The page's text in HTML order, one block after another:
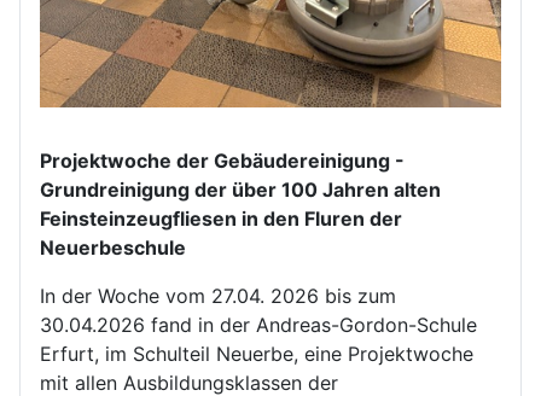
Projektwoche der Gebäudereinigung -
Grundreinigung der über 100 Jahren alten
Feinsteinzeugfliesen in den Fluren der
Neuerbeschule
In der Woche vom 27.04. 2026 bis zum
30.04.2026 fand in der Andreas-Gordon-Schule
Erfurt, im Schulteil Neuerbe, eine Projektwoche
mit allen Ausbildungsklassen der